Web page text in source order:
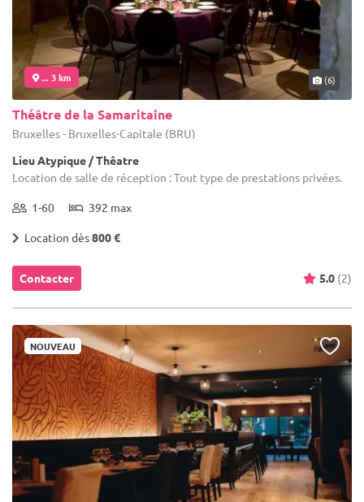
... 3 km (6)
Théâtre de la Samaritaine
Bruxelles - Bruxelles-Capitale (BRU)
Lieu Atypique / Thêatre
Location de salle de réception : Tout type de prestations privées.
1-60 392 max
Location dès800 €
Contacter 5.0 (2)
NOUVEAU